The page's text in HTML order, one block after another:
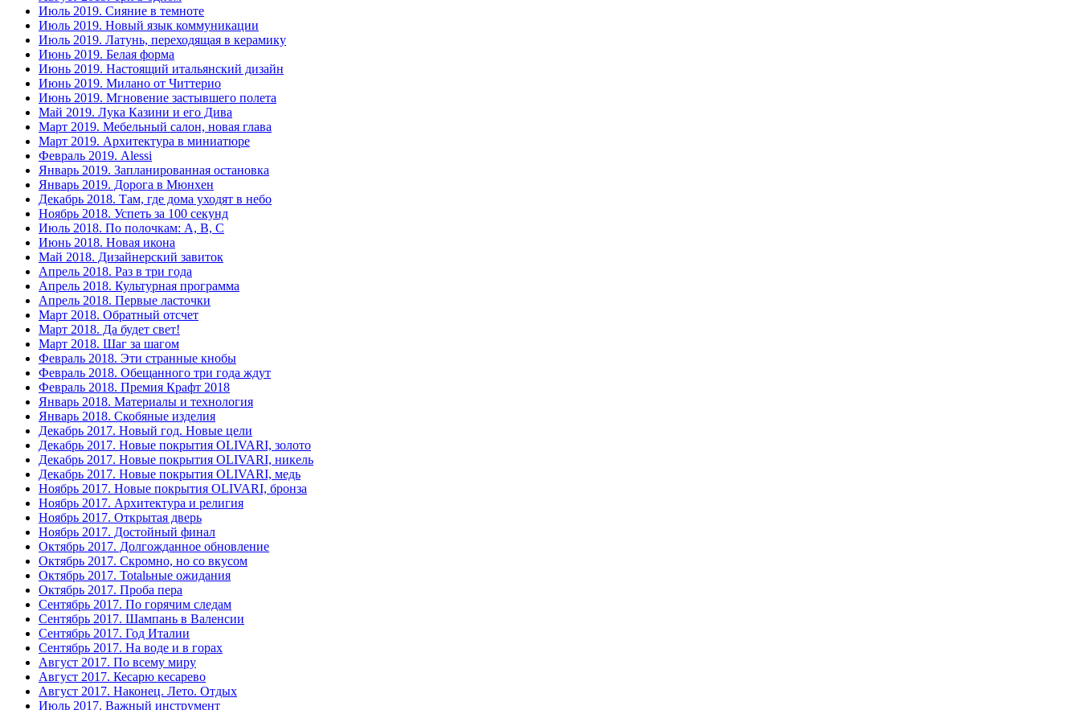
Июль 2019. Сияние в темноте
Июль 2019. Новый язык коммуникации
Июль 2019. Латунь, переходящая в керамику
Июнь 2019. Белая форма
Июнь 2019. Настоящий итальянский дизайн
Июнь 2019. Милано от Читтерио
Июнь 2019. Мгновение застывшего полета
Май 2019. Лука Казини и его Дива
Март 2019. Мебельный салон, новая глава
Март 2019. Архитектура в миниатюре
Февраль 2019. Alessi
Январь 2019. Запланированная остановка
Январь 2019. Дорога в Мюнхен
Декабрь 2018. Там, где дома уходят в небо
Ноябрь 2018. Успеть за 100 секунд
Июль 2018. По полочкам: A, B, C
Июнь 2018. Новая икона
Май 2018. Дизайнерский завиток
Апрель 2018. Раз в три года
Апрель 2018. Культурная программа
Апрель 2018. Первые ласточки
Март 2018. Обратный отсчет
Март 2018. Да будет свет!
Март 2018. Шаг за шагом
Февраль 2018. Эти странные кнобы
Февраль 2018. Обещанного три года ждут
Февраль 2018. Премия Крафт 2018
Январь 2018. Материалы и технология
Январь 2018. Скобяные изделия
Декабрь 2017. Новый год. Новые цели
Декабрь 2017. Новые покрытия OLIVARI, золото
Декабрь 2017. Новые покрытия OLIVARI, никель
Декабрь 2017. Новые покрытия OLIVARI, медь
Ноябрь 2017. Новые покрытия OLIVARI, бронза
Ноябрь 2017. Архитектура и религия
Ноябрь 2017. Открытая дверь
Ноябрь 2017. Достойный финал
Октябрь 2017. Долгожданное обновление
Октябрь 2017. Скромно, но со вкусом
Октябрь 2017. Totalьные ожидания
Октябрь 2017. Проба пера
Сентябрь 2017. По горячим следам
Сентябрь 2017. Шампань в Валенсии
Сентябрь 2017. Год Италии
Сентябрь 2017. На воде и в горах
Август 2017. По всему миру
Август 2017. Кесарю кесарево
Август 2017. Наконец. Лето. Отдых
Июль 2017. Важный инструмент